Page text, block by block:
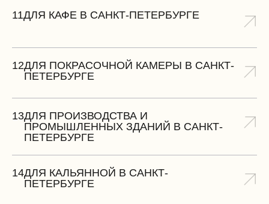
11ДЛЯ КАФЕ В САНКТ-ПЕТЕРБУРГЕ
12ДЛЯ ПОКРАСОЧНОЙ КАМЕРЫ В САНКТ-
ПЕТЕРБУРГЕ
13ДЛЯ ПРОИЗВОДСТВА И
ПРОМЫШЛЕННЫХ ЗДАНИЙ В САНКТ-
ПЕТЕРБУРГЕ
14ДЛЯ КАЛЬЯННОЙ В САНКТ-
ПЕТЕРБУРГЕ